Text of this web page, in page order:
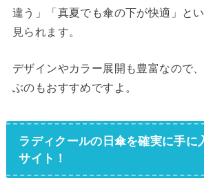
違う」「真夏でも傘の下が快適」と
見られます。
デザインやカラー展開も豊富なので
ぶのもおすすめですよ。
ラディクールの日傘を確実に手に
サイト！